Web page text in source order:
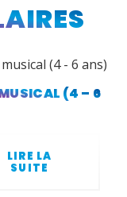
(4 – 6
LIRE LA
SUITE